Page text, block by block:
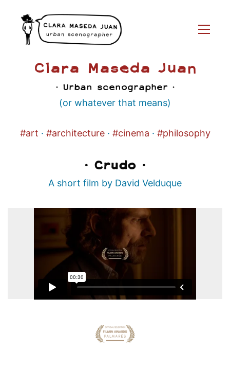
Clara Maseda Juan
· Urban scenographer ·
(or whatever that means)
#art · #architecture· #cinema · #philosophy
· Crudo ·
A short film by David Velduque